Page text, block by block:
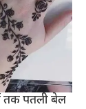
तक पतली बेल